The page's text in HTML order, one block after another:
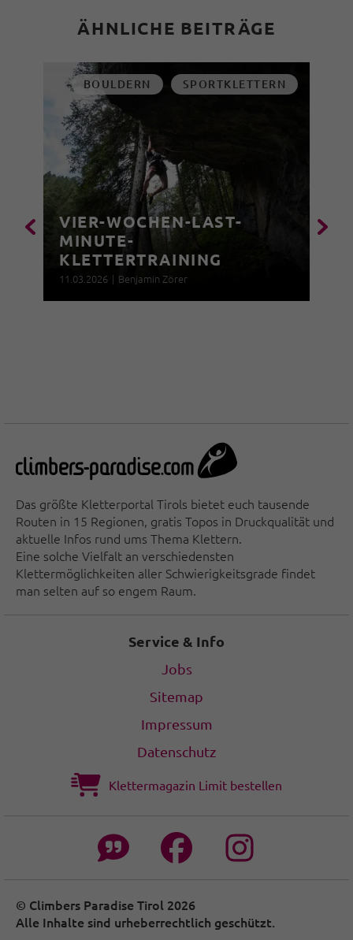
ÄHNLICHE BEITRÄGE
BOULDERN SPORTKLETTERN
VIER-WOCHEN-LAST-
MINUTE-
KLETTERTRAINING
11.03.2026 | Benjamin Zörer
Das größte Kletterportal Tirols bietet euch tausende
Routen in 15 Regionen, gratis Topos in Druckqualität und
aktuelle Infos rund ums Thema Klettern.
Eine solche Vielfalt an verschiedensten
Klettermöglichkeiten aller Schwierigkeitsgrade findet
man selten auf so engem Raum.
Service & Info
Jobs
Sitemap
Impressum
Datenschutz
Klettermagazin Limit bestellen
© Climbers Paradise Tirol 2026
Alle Inhalte sind urheberrechtlich geschützt.